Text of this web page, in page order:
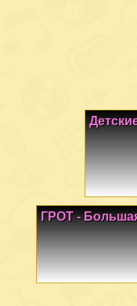
ГРОТ -